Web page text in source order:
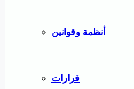
أنظمة وقوانين
قرارات